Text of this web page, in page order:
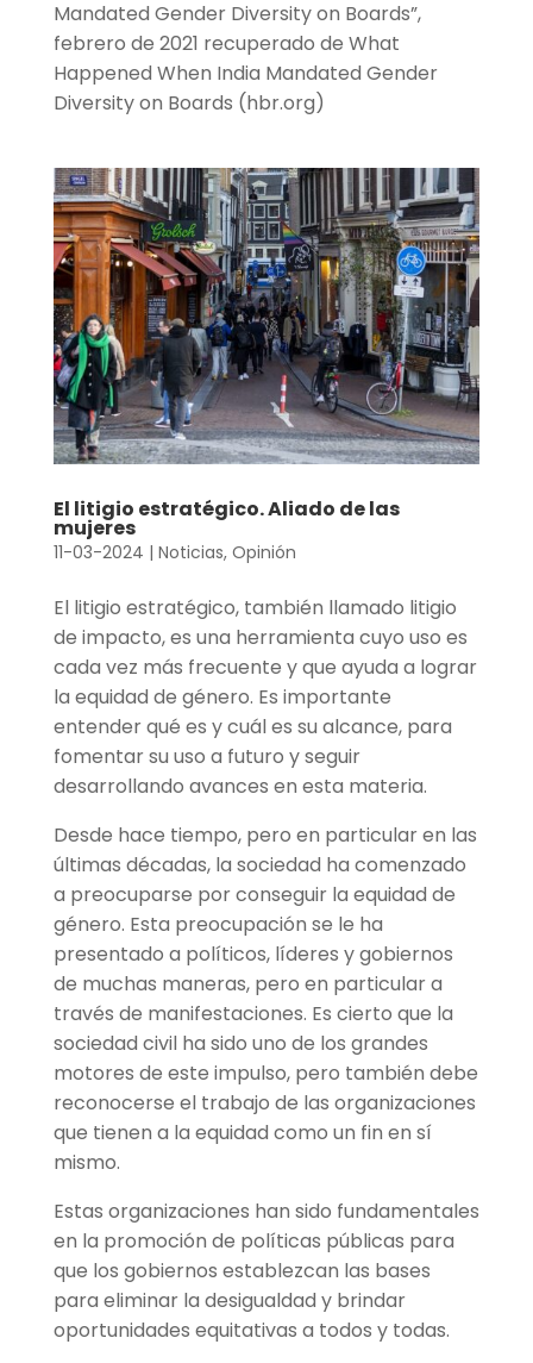
Mandated Gender Diversity on Boards”,
febrero de 2021 recuperado de What
Happened When India Mandated Gender
Diversity on Boards (hbr.org)
El litigio estratégico. Aliado de las
mujeres
11-03-2024 | Noticias, Opinión
El litigio estratégico, también llamado litigio
de impacto, es una herramienta cuyo uso es
cada vez más frecuente y que ayuda a lograr
la equidad de género. Es importante
entender qué es y cuál es su alcance, para
fomentar su uso a futuro y seguir
desarrollando avances en esta materia.
Desde hace tiempo, pero en particular en las
últimas décadas, la sociedad ha comenzado
a preocuparse por conseguir la equidad de
género. Esta preocupación se le ha
presentado a políticos, líderes y gobiernos
de muchas maneras, pero en particular a
través de manifestaciones. Es cierto que la
sociedad civil ha sido uno de los grandes
motores de este impulso, pero también debe
reconocerse el trabajo de las organizaciones
que tienen a la equidad como un fin en sí
mismo.
Estas organizaciones han sido fundamentales
en la promoción de políticas públicas para
que los gobiernos establezcan las bases
para eliminar la desigualdad y brindar
oportunidades equitativas a todos y todas.